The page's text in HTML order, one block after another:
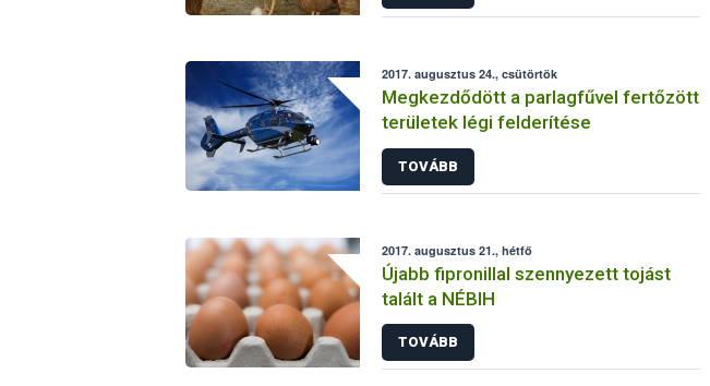
2017. augusztus 24., csütörtök
Megkezdődött a parlagfűvel fertőzött
területek légi felderítése
TOVÁBB
2017. augusztus 21., hétfő
Újabb fipronillal szennyezett tojást
talált a NÉBIH
TOVÁBB